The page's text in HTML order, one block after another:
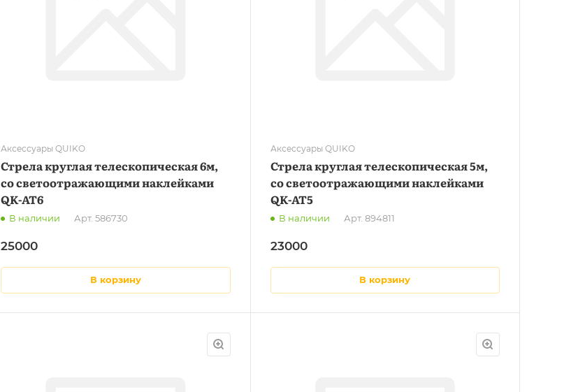
Аксессуары QUIKO
Стрела круглая телескопическая 6м,
со светоотражающими наклейками
QK-AT6
В наличии Арт.586730
25000
в корзину
Аксессуары QUIKO
Стрела круглая телескопическая 5м,
со светоотражающими наклейками
QK-AT5
В наличии Арт. 894811
23000
в корзину